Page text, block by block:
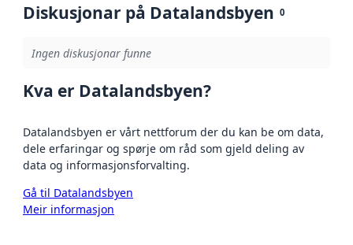
Diskusjonar på Datalandsbyen 0
Ingen diskusjonar funne
Kva er Datalandsbyen?
Datalandsbyen er vårt nettforum der du kan be om data,
dele erfaringar og spørje om råd som gjeld deling av
data og informasjonsforvalting.
Gå til Datalandsbyen
Meir informasjon